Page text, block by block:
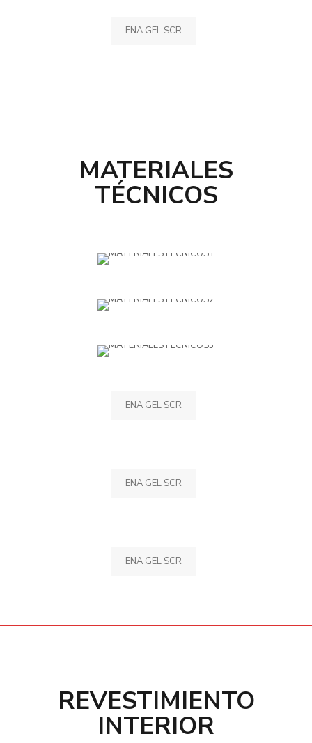
ENA GEL SCR
MATERIALES
TÉCNICOS
ENA GEL SCR
ENA GEL SCR
ENA GEL SCR
REVESTIMIENTO
INTERIOR